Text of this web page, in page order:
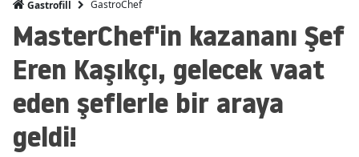
Gastrofill GastroChef
MasterChef'in kazananı Şef
Eren Kaşıkçı, gelecek vaat
eden şeflerle bir araya
geldi!